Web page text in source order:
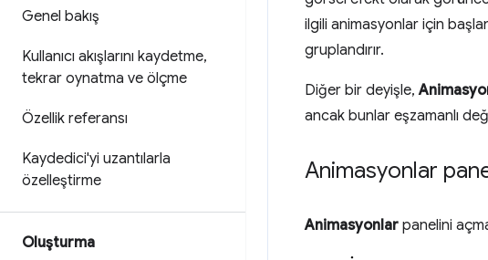
Genel bakış
Kullanıcı akışlarını kaydetme,
tekrar oynatma ve ölçme
Özellik referansı
Kaydedici'yi uzantılarla
özelleştirme
Oluşturma
ilgili animasyonlar için
gruplandırır.
Diğer bir deyişle,
ancak bunlar eşzamanlı
Animasyonlar
Animasyonlar panelini